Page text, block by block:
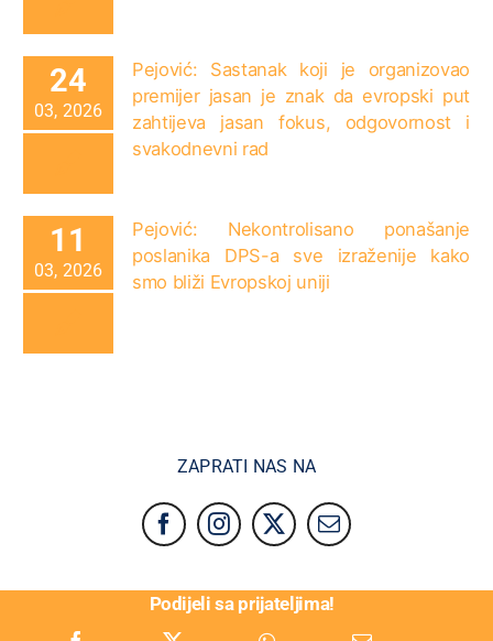
24
03, 2026
Pejović: Sastanak koji je organizovao
premijer jasan je znak da evropski put
zahtijeva jasan fokus, odgovornost i
svakodnevni rad
11
03, 2026
Pejović: Nekontrolisano ponašanje
poslanika DPS-a sve izraženije kako
smo bliži Evropskoj uniji
ZAPRATI NAS NA
Podijeli sa prijateljima!